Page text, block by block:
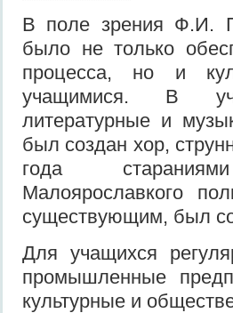
В поле зрения Ф.И.
было не только
процесса, но и
учащимися. В
литературные и
был создан хор,
года
Малоярославкого
существующим, был
Для учащихся
промышленные
культурные и